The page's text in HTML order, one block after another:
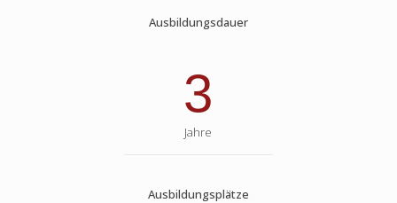
Ausbildungsdauer
3
Jahre
Ausbildungsplätze